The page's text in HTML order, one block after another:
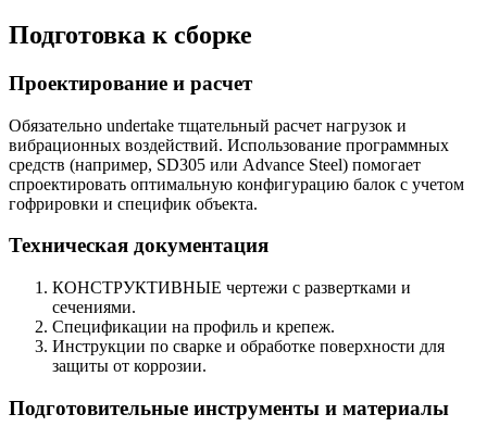
Подготовка к сборке
Проектирование и расчет
Обязательно undertake тщательный расчет нагрузок и
вибрационных воздействий. Использование программных
средств (например, SD305 или Advance Steel) помогает
спроектировать оптимальную конфигурацию балок с учетом
гофрировки и специфик объекта.
Техническая документация
КОНСТРУКТИВНЫЕ чертежи с развертками и
сечениями.
Спецификации на профиль и крепеж.
Инструкции по сварке и обработке поверхности для
защиты от коррозии.
Подготовительные инструменты и материалы